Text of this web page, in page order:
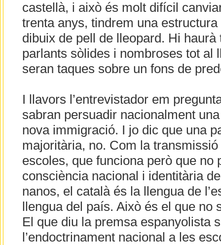
castellà, i això és molt difícil
trenta anys, tindrem una
dibuix de pell de lleopard. Hi
parlants sòlides i nombroses tot al
seran taques sobre un fons de
I llavors l’entrevistador em
sabran persuadir nacionalment
nova immigració. I jo dic que una
majoritària, no. Com la
escoles, que funciona però que no
consciència nacional i identitària
nanos, el català és la llengua de
llengua del país. Això és el que no
El que diu la premsa espanyolista
l’endoctrinament nacional a les